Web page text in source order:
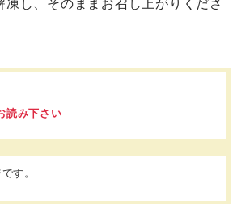
読み下さい
す。